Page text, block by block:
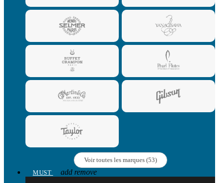
Voir toutes les marques (53)
MUST
add remove